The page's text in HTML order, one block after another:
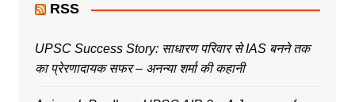
RSS
UPSC Success Story: साधारण परिवार से IAS बनने तक
का प्रेरणादायक सफर – अनन्या शर्मा की कहानी